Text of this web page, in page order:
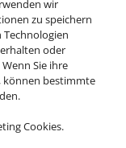
wir
zu speichern
Technologien
oder
Sie ihre
können bestimmte
Cookies.